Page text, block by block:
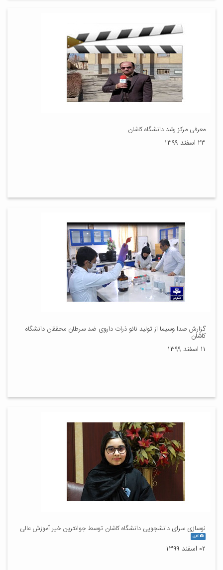
معرفی مرکز رشد دانشگاه کاشان
۲۳ اسفند ۱۳۹۹
گزارش صدا وسیما از تولید نانو ذرات داروی ضد سرطان محققان دانشگاه
کاشان
۱۱ اسفند ۱۳۹۹
نوسازی سرای دانشجویی دانشگاه کاشان توسط جوانترین خیر آموزش عالی
گالری
۰۲ اسفند ۱۳۹۹